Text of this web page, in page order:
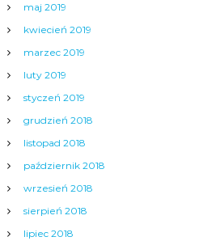
maj 2019
kwiecień 2019
marzec 2019
luty 2019
styczeń 2019
grudzień 2018
listopad 2018
październik 2018
wrzesień 2018
sierpień 2018
lipiec 2018